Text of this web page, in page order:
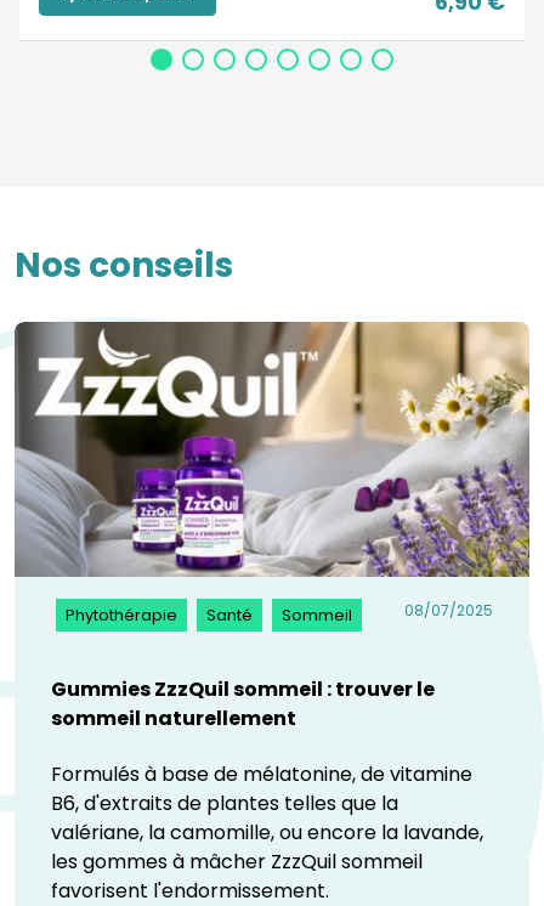
Nos conseils
08/07/2025
Phytothérapie Santé Sommeil
Gummies ZzzQuil sommeil : trouver le
sommeil naturellement
Formulés à base de mélatonine, de vitamine
B6, d'extraits de plantes telles que la
valériane, la camomille, ou encore la lavande,
les gommes à mâcher ZzzQuil sommeil
favorisent l'endormissement.